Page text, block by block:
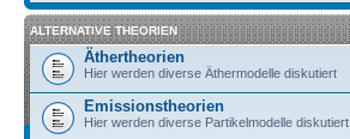
ALTERNATIVE THEORIEN
Äthertheorien
Hier werden diverse Äthermodelle diskutiert
Emissionstheorien
Hier werden diverse Partikelmodelle diskutiert